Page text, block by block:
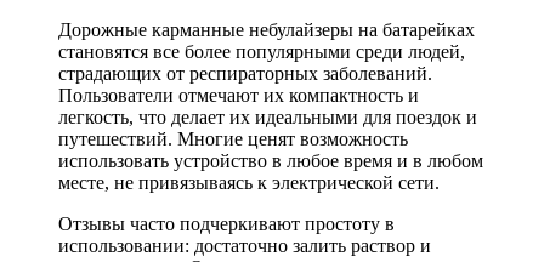
Дорожные карманные небулайзеры на батарейках
становятся все более популярными среди людей,
страдающих от респираторных заболеваний.
Пользователи отмечают их компактность и
легкость, что делает их идеальными для поездок и
путешествий. Многие ценят возможность
использовать устройство в любое время и в любом
месте, не привязываясь к электрической сети.
Отзывы часто подчеркивают простоту в
использовании: достаточно залить раствор и